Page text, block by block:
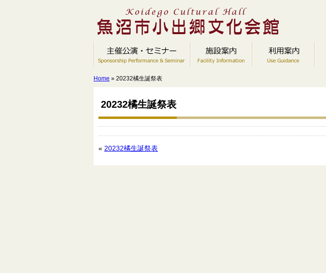
Home » 20232橘生誕祭表
20232橘生誕祭表
« 20232橘生誕祭表